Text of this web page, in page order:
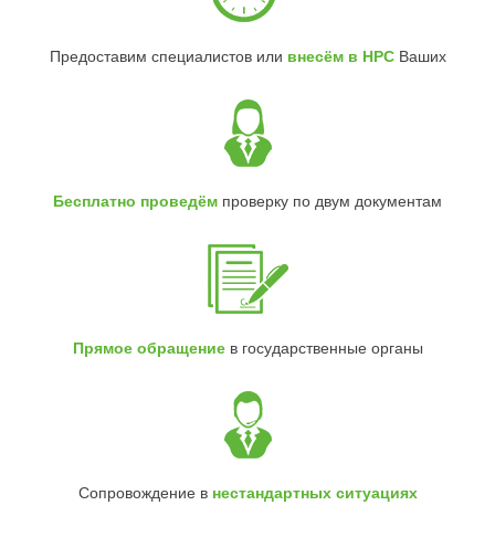
Предоставим специалистов или внесём в НРСВаших
Бесплатно проведём проверку по двум документам
Прямое обращениев государственные органы
Сопровождение в нестандартных ситуациях